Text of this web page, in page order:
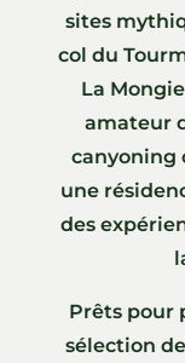
sites
col du
La
amateur
canyoning
une
des
Prêts pour
sélection